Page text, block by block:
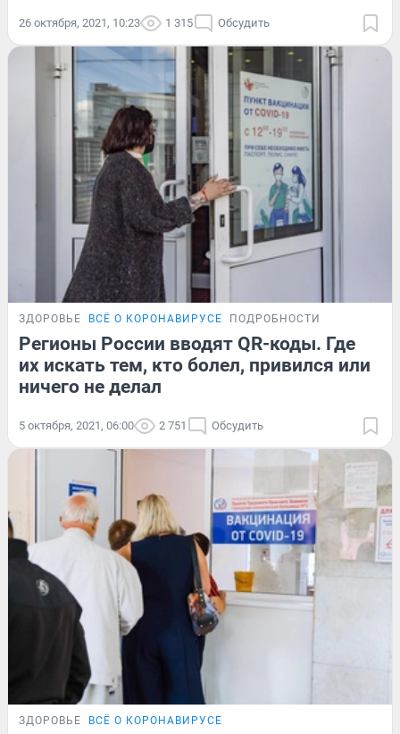
26 октября, 2021, 10:23 1 315 Обсудить
ЗДОРОВЬЕ ВСЁ О КОРОНАВИРУСЕ ПОДРОБНОСТИ
Регионы России вводят QR-коды. Где
их искать тем, кто болел, привился или
ничего не делал
5 октября, 2021, 06:00 2 751 Обсудить
ЗДОРОВЬЕ ВСЁ О КОРОНАВИРУСЕ